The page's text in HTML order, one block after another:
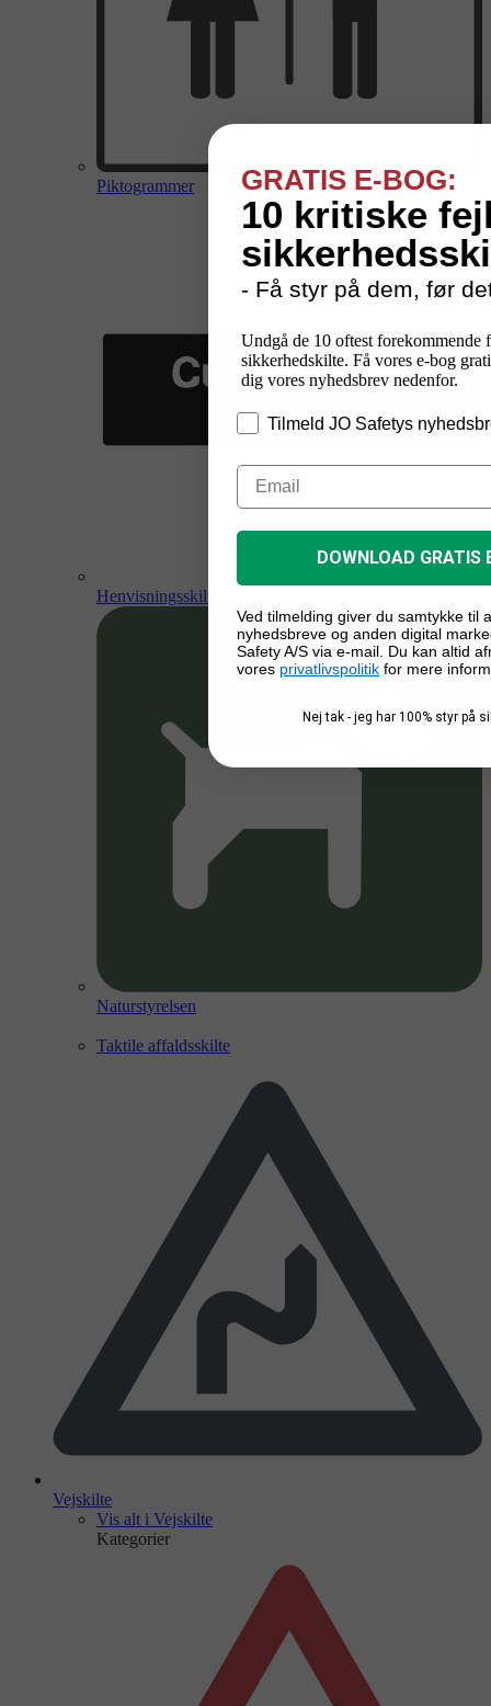
Piktogrammer
Henvisningsskilte
Naturstyrelsen
Taktile affaldsskilte
Vejskilte
Vis alt i Vejskilte
Kategorier
GRATIS E-BOG:
10 kritiske
- Få styr på dem, før
Undgå de 10 oftest forekommende
sikkerhedskilte. Få vores e-bog
dig vores nyhedsbrev nedenfor.
Tilmeld JO Safetys
DOWNLOAD GRATIS
Ved tilmelding giver du samtykke til
nyhedsbreve og anden digital
Safety A/S via e-mail. Du kan altid
vores privatlivspolitik for mere
Nej tak - jeg har 100% styr på